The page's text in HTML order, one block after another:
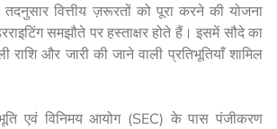
वित्तीय ज़रूरतों को पूरा करने की योजना
समझौते पर हस्ताक्षर होते हैं। इसमें सौदे का
राशि और जारी की जाने वाली प्रतिभूतियाँ शामिल
एवं विनिमय आयोग (SEC) के पास पंजीकरण